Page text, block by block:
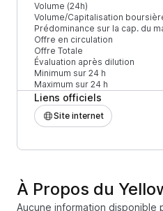
Volume (24h)
Volume/Capitalisation
Prédominance sur la cap. du
Offre en circulation
Offre Totale
Évaluation après dilution
Minimum sur 24 h
Maximum sur 24 h
Liens officiels
Site internet
À Propos du
Aucune information disponible